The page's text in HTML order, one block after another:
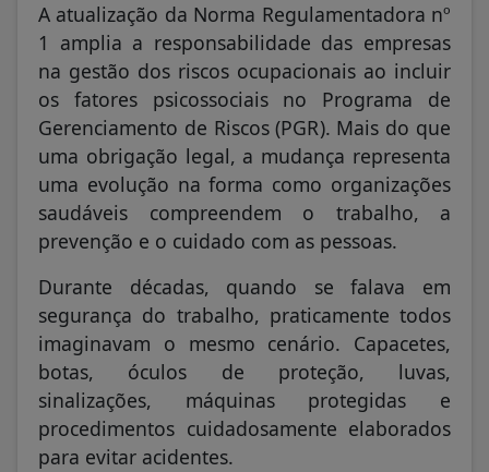
A atualização da Norma Regulamentadora nº
1 amplia a responsabilidade das empresas
na gestão dos riscos ocupacionais ao incluir
os fatores psicossociais no Programa de
Gerenciamento de Riscos (PGR). Mais do que
uma obrigação legal, a mudança representa
uma evolução na forma como organizações
saudáveis compreendem o trabalho, a
prevenção e o cuidado com as pessoas.
Durante décadas, quando se falava em
segurança do trabalho, praticamente todos
imaginavam o mesmo cenário. Capacetes,
botas, óculos de proteção, luvas,
sinalizações, máquinas protegidas e
procedimentos cuidadosamente elaborados
para evitar acidentes.